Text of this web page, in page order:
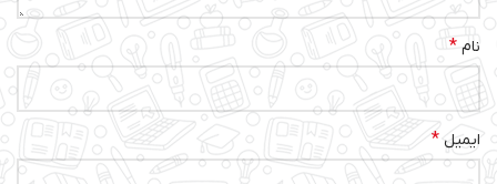
نام *
ایمیل *